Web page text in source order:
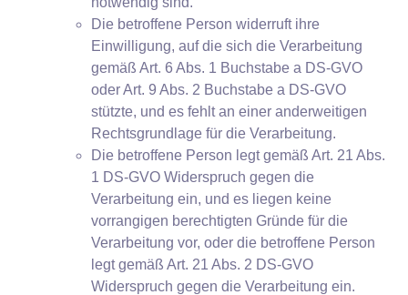
Die betroffene Person widerruft ihre
Einwilligung, auf die sich die Verarbeitung
gemäß Art. 6 Abs. 1 Buchstabe a DS-GVO
oder Art. 9 Abs. 2 Buchstabe a DS-GVO
stützte, und es fehlt an einer anderweitigen
Rechtsgrundlage für die Verarbeitung.
Die betroffene Person legt gemäß Art. 21 Abs.
1 DS-GVO Widerspruch gegen die
Verarbeitung ein, und es liegen keine
vorrangigen berechtigten Gründe für die
Verarbeitung vor, oder die betroffene Person
legt gemäß Art. 21 Abs. 2 DS-GVO
Widerspruch gegen die Verarbeitung ein.